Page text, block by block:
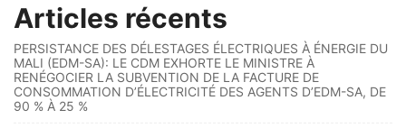
Articles récents
PERSISTANCE DES DÉLESTAGES ÉLECTRIQUES À ÉNERGIE DU
MALI (EDM-SA): LE CDM EXHORTE LE MINISTRE À
RENÉGOCIER LA SUBVENTION DE LA FACTURE DE
CONSOMMATION D’ÉLECTRICITÉ DES AGENTS D’EDM-SA, DE
90 % À 25 %